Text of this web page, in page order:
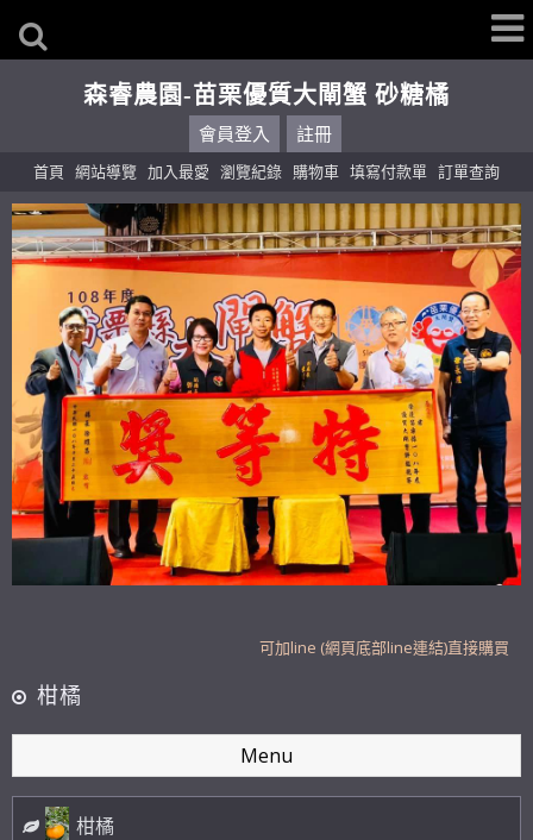
森睿農園-苗栗優質大閘蟹 砂糖橘
會員登入 註冊
首頁 網站導覽 加入最愛 瀏覽紀錄 購物車 填寫付款單 訂單查詢
砂糖橘、帝王柑開放預購，12月中出貨
109年起 新設餐廳 歡迎現場品嚐大閘蟹丶泰國蝦
可加line (網頁底部line連結)直接購買
賀 榮獲2019年苗栗優質大閘蟹 最高榮耀 特等獎
柑橘
Menu
柑橘